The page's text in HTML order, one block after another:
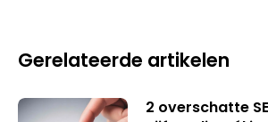
Gerelateerde artikelen
2 overschatte